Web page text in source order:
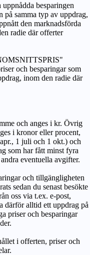
besparingen
på samma typ av uppdrag,
den marknadsförda
radie där offerter
och besparingar som
inom den radie där
och anges i kr. Övrig
i kronor eller procent,
1 juli och 1 okt.) och
som har fått minst fyra
eventuella avgifter.
och tillgängligheten
sedan du senast besökte
oss via t.ex. e-post,
därför alltid ett uppdrag på
priser och besparingar
i offerten, priser och